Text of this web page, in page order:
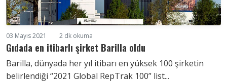
03 Mayıs 2021 2 dk okuma
Gıdada en itibarlı şirket Barilla oldu
Barilla, dünyada her yıl itibarı en yüksek 100 şirketin
belirlendiği “2021 Global RepTrak 100” list...